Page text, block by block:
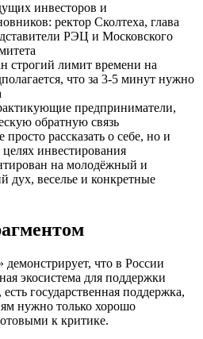
инвесторов и
ректор Сколтеха, глава
РЭЦ и Московского
строгий лимит времени на
что за 3-5 минут нужно
предприниматели,
обратную связь
рассказать о себе, но и
инвестирования
на молодёжный и
дух, веселье и конкретные
демонстрирует, что в России
экосистема для поддержки
государственная поддержка,
нужно только хорошо
к критике.